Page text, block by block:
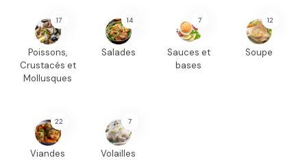
17
Poissons,
Crustacés et
Mollusques
14
Salades
7
Sauces et
bases
12
Soupe
22
Viandes
7
Volailles